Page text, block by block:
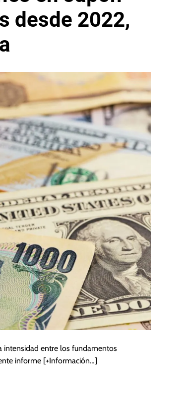
desde 2022,
intensidad entre los fundamentos
informe [+Información…]